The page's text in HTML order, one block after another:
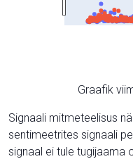
Graafik
Signaali mitmeteelisus
sentimeetrites signaali
signaal ei tule tugijaama